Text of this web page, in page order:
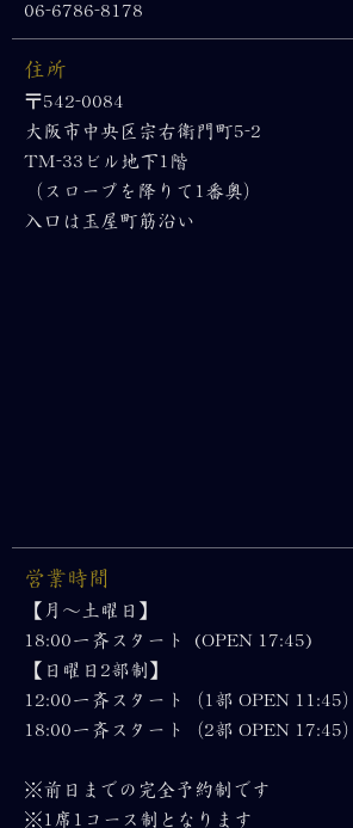
06-6786-8178
住所
〒542-0084
大阪市中央区宗右衛門町5-2
TM-33ビル地下1階
（スロープを降りて1番奥）
入口は玉屋町筋沿い
営業時間
【月～土曜日】
18:00一斉スタート (OPEN 17:45)
【日曜日2部制】
12:00一斉スタート（1部 OPEN 11:45）
18:00一斉スタート（2部 OPEN 17:45）
※前日までの完全予約制です
※1席1コース制となります